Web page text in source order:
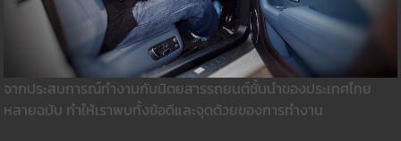
จากประสบการณ์ทำงานกับนิตยสารรถยนต์ชั้นนำของประเทศไทย
หลายฉบับ ทำให้เราพบทั้งข้อดีและจุดด้วยของการทำงาน